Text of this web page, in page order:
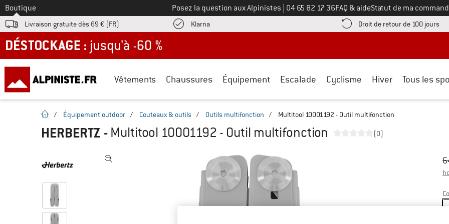
Vers le
Boutique Posez la question aux Alpinistes Appelez-nous au
04 65 82 17 36FAQ & aideStatut de ma
Livraison gratuite dès 69 € (FR) KlarnaTrouve les informations de paiement ici ! Ouvre une boîte d'information
Droit de retour de 100 jours
DÉSTOCKAGE : jusqu'à -60 %
Vêtements Chaussures Équipement Escalade Cyclisme Hiver Tous les
Page d'accueil
/ Équipement outdoor / Couteaux & outils / Outils multifonction / Multitool 10001192 - Outil multifonction
HERBERTZ - Multitool 10001192 - Outil multifonction (0)